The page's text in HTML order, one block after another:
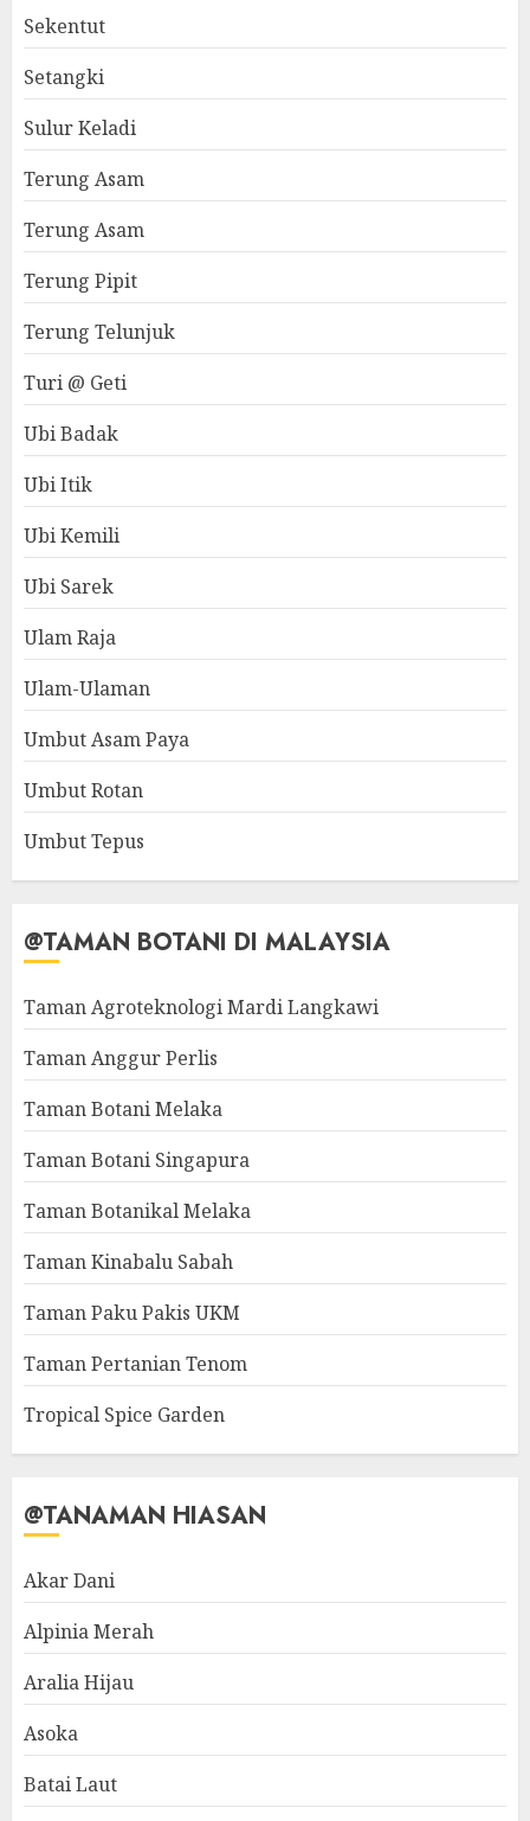
Sekentut
Setangki
Sulur Keladi
Terung Asam
Terung Asam
Terung Pipit
Terung Telunjuk
Turi @ Geti
Ubi Badak
Ubi Itik
Ubi Kemili
Ubi Sarek
Ulam Raja
Ulam-Ulaman
Umbut Asam Paya
Umbut Rotan
Umbut Tepus
@TAMAN BOTANI DI MALAYSIA
Taman Agroteknologi Mardi Langkawi
Taman Anggur Perlis
Taman Botani Melaka
Taman Botani Singapura
Taman Botanikal Melaka
Taman Kinabalu Sabah
Taman Paku Pakis UKM
Taman Pertanian Tenom
Tropical Spice Garden
@TANAMAN HIASAN
Akar Dani
Alpinia Merah
Aralia Hijau
Asoka
Batai Laut